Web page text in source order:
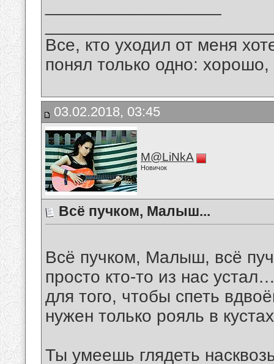
Все, кто уходил от меня
понял только одно:
03.02.2018, 03:45
M@LiNkA
Новичок
Всё пучком, Малыш...
Всё пучком, Малыш, всё
просто кто-то из нас
для того, чтобы спеть
нужен только рояль в
Ты умеешь глядеть